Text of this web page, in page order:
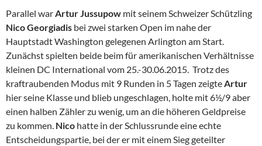
Parallel warArtur Jussupow mit seinem Schweizer Schützling
Nico Georgiadis bei zwei starken Open im nahe der
Hauptstadt Washington gelegenen Arlington am Start.
Zunächst spielten beide beim für amerikanischen Verhältnisse
kleinen DC International vom 25.-30.06.2015. Trotz des
kraftraubenden Modus mit 9 Runden in 5 Tagen zeigteArtur
hier seine Klasse und blieb ungeschlagen, holte mit 6½/9 aber
einen halben Zähler zu wenig, um an die höheren Geldpreise
zu kommen. Nico hatte in der Schlussrunde eine echte
Entscheidungspartie, bei der er mit einem Sieg geteilter